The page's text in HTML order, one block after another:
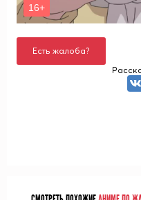
Есть жалоба?